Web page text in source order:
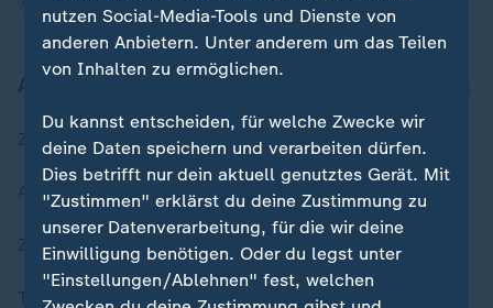
Zuletzt veröffentlicht
Aktuelle Sendungs-Videos
ZDFheute Stories
Themen im Überblick
nutzen Social-Media-Tools und Dienste von
anderen Anbietern. Unter anderem um das Teilen
von Inhalten zu ermöglichen.
Du kannst entscheiden, für welche Zwecke wir
deine Daten speichern und verarbeiten dürfen.
Dies betrifft nur dein aktuell genutztes Gerät. Mit
"Zustimmen" erklärst du deine Zustimmung zu
unserer Datenverarbeitung, für die wir deine
Einwilligung benötigen. Oder du legst unter
"Einstellungen/Ablehnen" fest, welchen